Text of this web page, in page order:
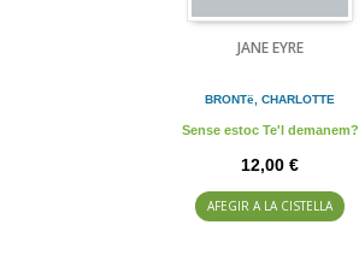
JANE EYRE
BRONTë, CHARLOTTE
Sense estoc Te'l demanem?
12,00 €
AFEGIR A LA CISTELLA